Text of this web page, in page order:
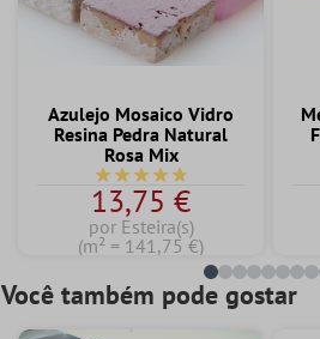
Azulejo Mosaico Vidro
Resina Pedra Natural
Rosa Mix
Classificação média de 4.7
13,75 €
por Esteira(s)
(m² = 141,75 €)
Você também pode gostar